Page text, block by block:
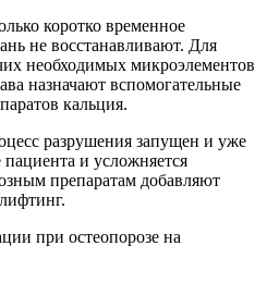
коротко временное
не восстанавливают. Для
необходимых микроэлементов
назначают вспомогательные
кальция.
разрушения запущен и уже
и усложняется
препаратам добавляют